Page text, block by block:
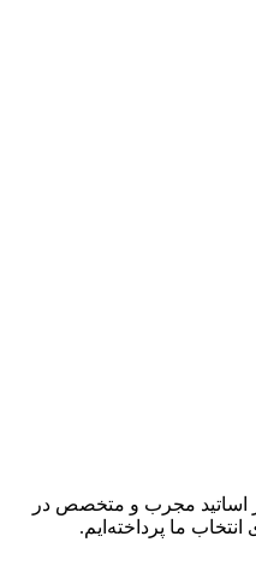
اساتید مجرب و متخصص در
ما پرداخته‌ایم.